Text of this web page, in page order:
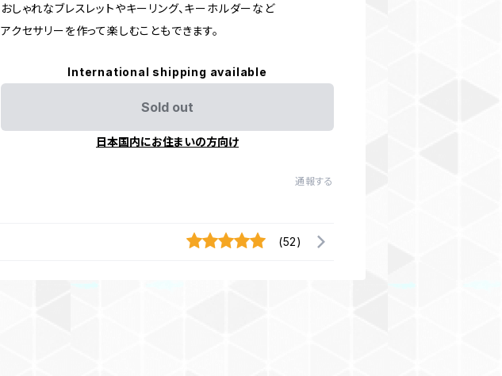
おしゃれなブレスレットやキーリング、キーホルダーなど
アクセサリーを作って楽しむこともできます。
International shipping available
Sold out
日本国内にお住まいの方向け
通報する
(52)